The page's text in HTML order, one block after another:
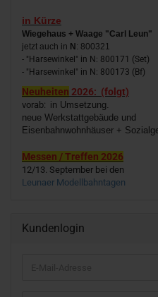
in Kürze
Wiegehaus + Waage "Carl Leun"
jetzt auch in N : 800321
- "Harsewinkel" in N: 800171 (Set)
- "Harsewinkel" in N: 800173 (Bf)
Neuheiten 2026: (folgt)
vorab: in Umsetzung.
neue Werkstattgebäude und
Eisenbahnwohnhäuser +
Messen / Treffen 2026
12/13. September bei den
Leunaer Modellbahntagen
Kundenlogin